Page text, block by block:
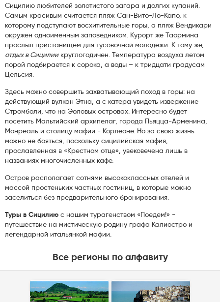
Сицилию любителей золотистого загара и долгих купаний.
Самым красивым считается пляж Сан-Вито-Ло-Капо, к
которому подступают восхитительные горы, а пляж Вендикари
окружен одноименным заповедником. Курорт же Таормина
прослыл пристанищем для тусовочной молодежи. К тому же,
отдых в Сицилиикруглогодичен. Температура воздуха летом
порой подбирается к сорока, а воды – к тридцати градусам
Цельсия.
Здесь можно совершить захватывающий поход в горы: на
действующий вулкан Этна, а с катера увидеть извержение
Стромболи, что на Эоловых островах. Интересно будет
посетить Мальтийский архипелаг, города Пьяцца-Арменина,
Монреаль и столицу мафии - Корлеоне. Но за свою жизнь
можно не бояться, поскольку сицилийская мафия,
прославленная в «Крестном отце», увековечена лишь в
названиях многочисленных кафе.
Остров располагает сотнями высококлассных отелей и
массой простеньких частных гостиниц, в которые можно
заселиться без предварительного бронирования.
Туры в Сицилию с нашим турагенством «Поедем!» -
путешествие на мистическую родину графа Калиостро и
легендарной итальянкой мафии.
Все регионы по алфавиту